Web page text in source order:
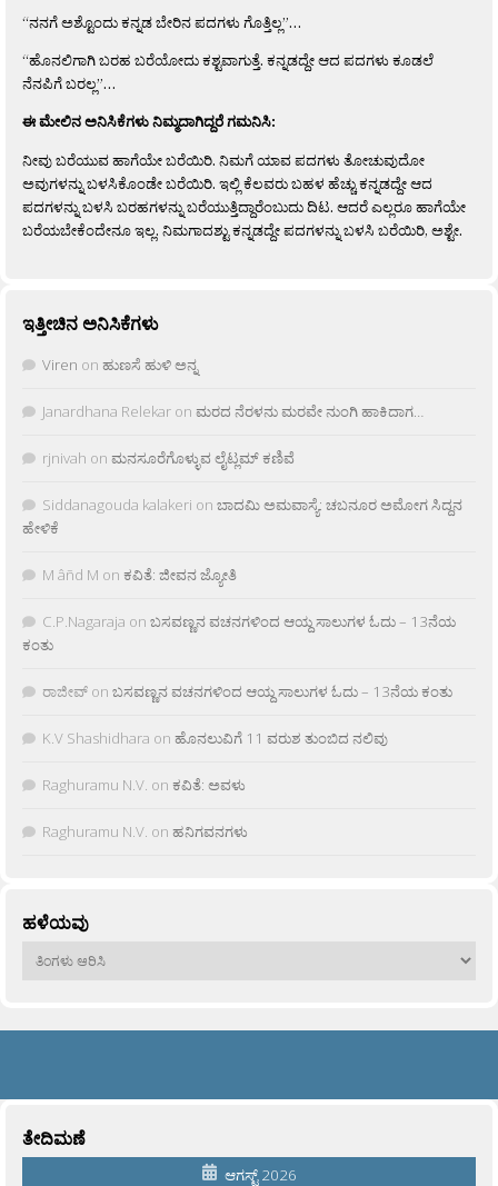
“ನನಗೆ ಅಶ್ಟೊಂದು ಕನ್ನಡ ಬೇರಿನ ಪದಗಳು ಗೊತ್ತಿಲ್ಲ”…
“ಹೊನಲಿಗಾಗಿ ಬರಹ ಬರೆಯೋದು ಕಶ್ಟವಾಗುತ್ತೆ. ಕನ್ನಡದ್ದೇ ಆದ ಪದಗಳು ಕೂಡಲೆ
ನೆನಪಿಗೆ ಬರಲ್ಲ”…
ಈ ಮೇಲಿನ ಅನಿಸಿಕೆಗಳು ನಿಮ್ಮದಾಗಿದ್ದರೆ ಗಮನಿಸಿ:
ನೀವು ಬರೆಯುವ ಹಾಗೆಯೇ ಬರೆಯಿರಿ. ನಿಮಗೆ ಯಾವ ಪದಗಳು ತೋಚುವುದೋ
ಅವುಗಳನ್ನು ಬಳಸಿಕೊಂಡೇ ಬರೆಯಿರಿ. ಇಲ್ಲಿ ಕೆಲವರು ಬಹಳ ಹೆಚ್ಚು ಕನ್ನಡದ್ದೇ ಆದ
ಪದಗಳನ್ನು ಬಳಸಿ ಬರಹಗಳನ್ನು ಬರೆಯುತ್ತಿದ್ದಾರೆಂಬುದು ದಿಟ. ಆದರೆ ಎಲ್ಲರೂ ಹಾಗೆಯೇ
ಬರೆಯಬೇಕೆಂದೇನೂ ಇಲ್ಲ. ನಿಮಗಾದಶ್ಟು ಕನ್ನಡದ್ದೇ ಪದಗಳನ್ನು ಬಳಸಿ ಬರೆಯಿರಿ, ಅಶ್ಟೇ.
ಇತ್ತೀಚಿನ ಅನಿಸಿಕೆಗಳು
Viren on ಹುಣಸೆ ಹುಳಿ ಅನ್ನ
Janardhana Relekar on ಮರದ ನೆರಳನು ಮರವೇ ನುಂಗಿ ಹಾಕಿದಾಗ…
rjnivah on ಮನಸೂರೆಗೊಳ್ಳುವ ಲೈಟ್ಲಮ್ ಕಣಿವೆ
Siddanagouda kalakeri on ಬಾದಮಿ ಅಮವಾಸ್ಯೆ: ಚಬನೂರ ಅಮೋಗ ಸಿದ್ದನ
ಹೇಳಿಕೆ
M âñd M on ಕವಿತೆ: ಜೀವನ ಜ್ಯೋತಿ
C.P.Nagaraja on ಬಸವಣ್ಣನ ವಚನಗಳಿಂದ ಆಯ್ದ ಸಾಲುಗಳ ಓದು – 13ನೆಯ
ಕಂತು
ರಾಜೀವ್ on ಬಸವಣ್ಣನ ವಚನಗಳಿಂದ ಆಯ್ದ ಸಾಲುಗಳ ಓದು – 13ನೆಯ ಕಂತು
K.V Shashidhara on ಹೊನಲುವಿಗೆ 11 ವರುಶ ತುಂಬಿದ ನಲಿವು
Raghuramu N.V. on ಕವಿತೆ: ಅವಳು
Raghuramu N.V. on ಹನಿಗವನಗಳು
ಹಳೆಯವು
ಹಳೆಯವು
ತೇದಿಮಣೆ
ಆಗಸ್ಟ್ 2026